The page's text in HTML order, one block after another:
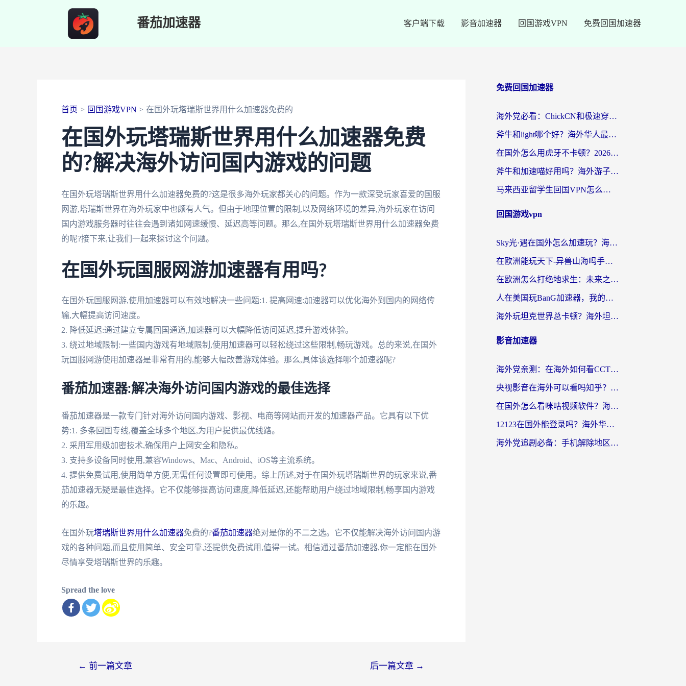
番茄加速器 客户端下载 影音加速器 回国游戏VPN 免费回国加速器
首页 回国游戏VPN 在国外玩塔瑞斯世界用什么加速器免费的
在国外玩塔瑞斯世界用什么加速器免费
的?解决海外访问国内游戏的问题
在国外玩塔瑞斯世界用什么加速器免费的?这是很多海外玩家都关心的问题。作为一款深受玩家喜爱的国服
网游,塔瑞斯世界在海外玩家中也颇有人气。但由于地理位置的限制,以及网络环境的差异,海外玩家在访问
国内游戏服务器时往往会遇到诸如网速缓慢、延迟高等问题。那么,在国外玩塔瑞斯世界用什么加速器免费
的呢?接下来,让我们一起来探讨这个问题。
在国外玩国服网游加速器有用吗?
在国外玩国服网游,使用加速器可以有效地解决一些问题:1. 提高网速:加速器可以优化海外到国内的网络传
输,大幅提高访问速度。
2. 降低延迟:通过建立专属回国通道,加速器可以大幅降低访问延迟,提升游戏体验。
3. 绕过地域限制:一些国内游戏有地域限制,使用加速器可以轻松绕过这些限制,畅玩游戏。总的来说,在国外
玩国服网游使用加速器是非常有用的,能够大幅改善游戏体验。那么,具体该选择哪个加速器呢?
番茄加速器:解决海外访问国内游戏的最佳选择
番茄加速器是一款专门针对海外访问国内游戏、影视、电商等网站而开发的加速器产品。它具有以下优
势:1. 多条回国专线,覆盖全球多个地区,为用户提供最优线路。
2. 采用军用级加密技术,确保用户上网安全和隐私。
3. 支持多设备同时使用,兼容Windows、Mac、Android、iOS等主流系统。
4. 提供免费试用,使用简单方便,无需任何设置即可使用。综上所述,对于在国外玩塔瑞斯世界的玩家来说,番
茄加速器无疑是最佳选择。它不仅能够提高访问速度,降低延迟,还能帮助用户绕过地域限制,畅享国内游戏
的乐趣。
在国外玩塔瑞斯世界用什么加速器免费的?番茄加速器绝对是你的不二之选。它不仅能解决海外访问国内游
戏的各种问题,而且使用简单、安全可靠,还提供免费试用,值得一试。相信通过番茄加速器,你一定能在国外
尽情享受塔瑞斯世界的乐趣。
Spread the love
← 前一篇文章 后一篇文章 →
免费回国加速器
海外党必看：ChickCN和极速穿梭VPN好用吗？3招教你选对回国加速器无缝刷国内资源
斧牛和light哪个好？海外华人最关心的回国加速器选择难题，一篇讲透
在国外怎么用虎牙不卡顿？2026海外华人亲测有效的回国加速器选择指南
斧牛和加速喵好用吗？海外游子的真实选择困境
马来西亚留学生回国VPN怎么选？3个避坑点+1款实测好用的加速器推荐
回国游戏vpn
Sky光·遇在国外怎么加速玩？海外党亲测有效的国服游戏加速指南
在欧洲能玩天下-异兽山海吗手游？海外玩家的加速器生存指南
在欧洲怎么打绝地求生：未来之役不卡？留学生亲测的加速器避坑指南
人在美国玩BanG加速器，我的延迟终于绿了
海外玩坦克世界总卡顿？海外坦克世界加速器有哪些？实测好用的选择在这里
影音加速器
海外党亲测：在海外如何看CCTV？告别“仅限大陆播放”的实用指南
央视影音在海外可以看吗知乎？留学生亲测：3步解决地域限制+追剧自由
在国外怎么看咪咕视频软件？海外党亲测有效的回国加速方案
12123在国外能登录吗？海外华人必看的回国加速实用指南
海外党追剧必备：手机解除地区限制app怎么选？解决央视视频&国内剧地区限制全指南